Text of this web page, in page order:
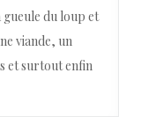
du loup et
viande, un
et surtout enfin